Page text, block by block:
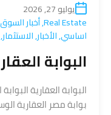
يوليو 27, 2026
Real Estate
,أخبار
اساسي,الأخبار,الاستثمار,
البوابة
البوابة العقارية
بوابة مصر العقارية